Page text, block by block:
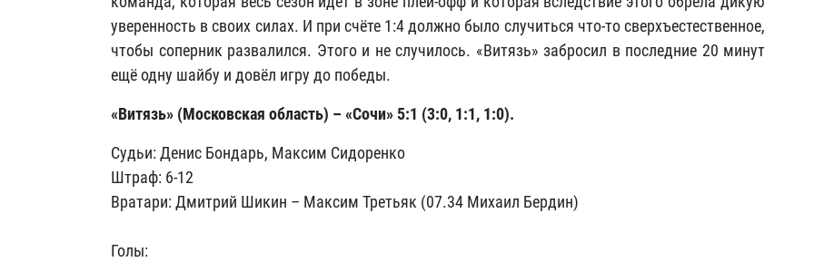
уверенность в своих силах. И при счёте 1:4 должно было случиться что-то сверхъестественное,
чтобы соперник развалился. Этого и не случилось. «Витязь» забросил в последние 20 минут
ещё одну шайбу и довёл игру до победы.
«Витязь» (Московская область) – «Сочи» 5:1 (3:0, 1:1, 1:0).
Судьи: Денис Бондарь, Максим Сидоренко
Штраф: 6-12
Вратари: Дмитрий Шикин – Максим Третьяк (07.34 Михаил Бердин)
Голы: